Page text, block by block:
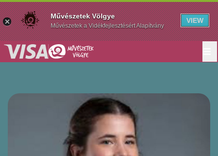
Művészetek Völgye
Művészetek a Vidékfejlesztésért Alapítvány
VIEW